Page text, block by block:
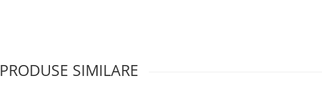
PRODUSE SIMILARE